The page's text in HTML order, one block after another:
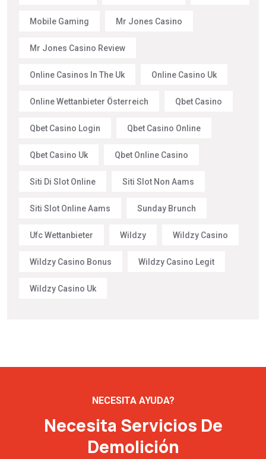
Mobile Gaming Mr Jones Casino
Mr Jones Casino Review
Online Casinos In The Uk Online Casino Uk
Online Wettanbieter Österreich Qbet Casino
Qbet Casino Login Qbet Casino Online
Qbet Casino Uk Qbet Online Casino
Siti Di Slot Online Siti Slot Non Aams
Siti Slot Online Aams Sunday Brunch
Ufc Wettanbieter Wildzy Wildzy Casino
Wildzy Casino Bonus Wildzy Casino Legit
Wildzy Casino Uk
NECESITA AYUDA?
Necesita Servicios De
Demolición